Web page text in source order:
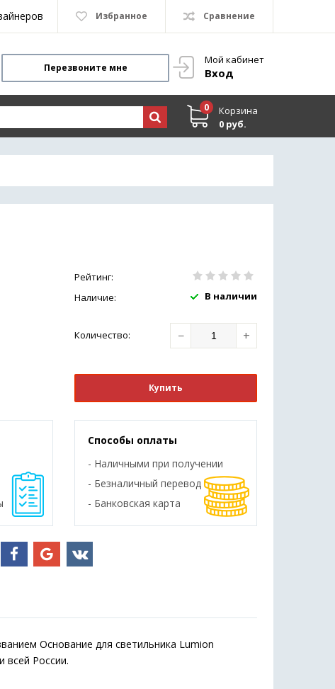
Избранное Сравнение
Мой кабинет
Вход
Перезвоните мне
0
Корзина
0 руб.
Рейтинг:
Наличие:
В наличии
Количество: − +
Купить
Способы оплаты
- Наличными при получении
- Безналичный перевод
- Банковская карта
Основание для светильника Lumion
всей России.